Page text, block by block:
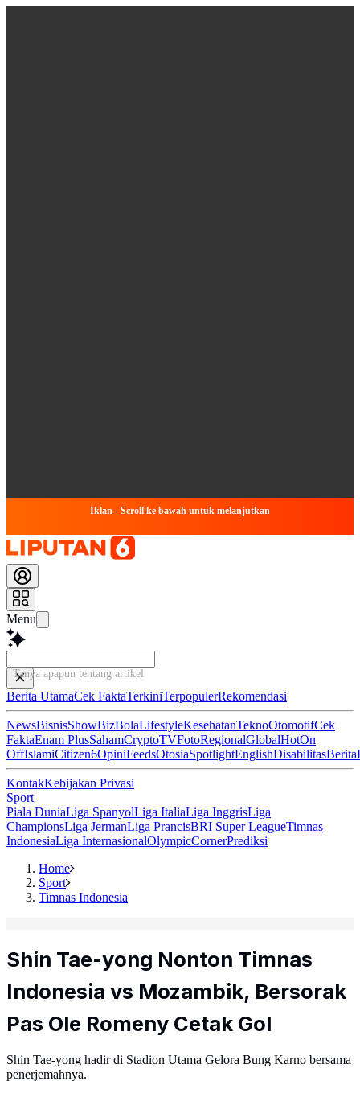
Iklan - Scroll ke bawah untuk melanjutkan
Menu
Tanya apapun tentang artikel ini...
Berita UtamaCek FaktaTerkiniTerpopulerRekomendasi
NewsBisnisShowBizBolaLifestyleKesehatanTeknoOtomotifCek
FaktaEnam PlusSahamCryptoTVFotoRegionalGlobalHotOn
OffIslamiCitizen6OpiniFeedsOtosiaSpotlightEnglishDisabilitasBerita
KontakKebijakan Privasi
Sport
Piala DuniaLiga SpanyolLiga ItaliaLiga InggrisLiga
ChampionsLiga JermanLiga PrancisBRI Super LeagueTimnas
IndonesiaLiga InternasionalOlympicCornerPrediksi
Home
Sport
Timnas Indonesia
Shin Tae-yong Nonton Timnas
Indonesia vs Mozambik, Bersorak
Pas Ole Romeny Cetak Gol
Shin Tae-yong hadir di Stadion Utama Gelora Bung Karno bersama
penerjemahnya.